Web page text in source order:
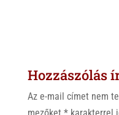
A
p
o
k
Hozzászólás
Az e-mail címet nem